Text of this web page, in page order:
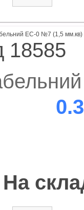
18585
На